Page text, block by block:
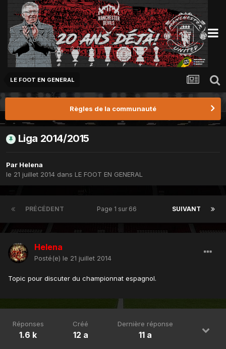
LE FOOT EN GENERAL
Règles de la communauté
Liga 2014/2015
Par Helena
le 21 juillet 2014 dans LE FOOT EN GENERAL
PRÉCÉDENT SUIVANT
Page 1 sur 66
Helena
Posté(e) le 21 juillet 2014
Topic pour discuter du championnat espagnol.
Réponses
1.6 k
Créé
12 a
Dernière réponse
11 a